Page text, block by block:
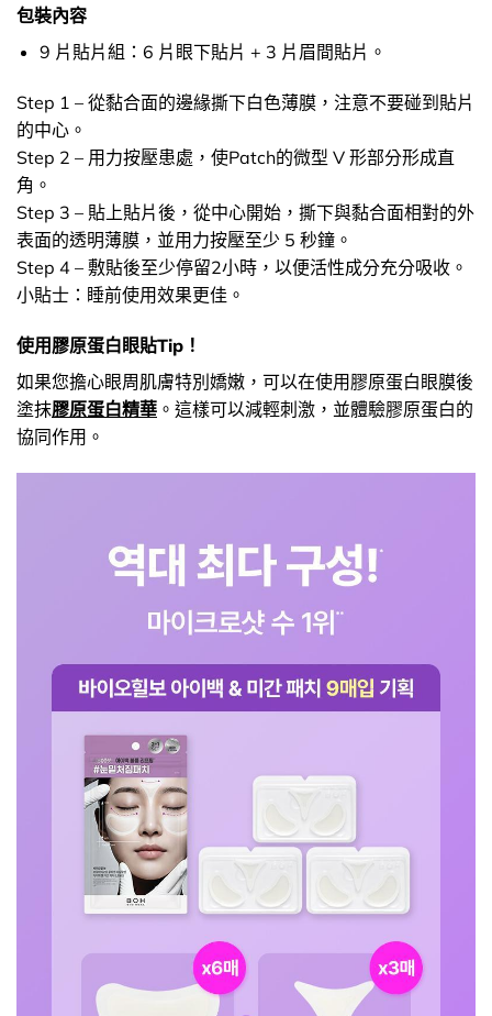
包裝內容
9 片貼片組：6 片眼下貼片 + 3 片眉間貼片。
Step 1 – 從黏合面的邊緣撕下白色薄膜，注意不要碰到貼片
的中心。
Step 2 – 用力按壓患處，使Patch的微型 V 形部分形成直
角。
Step 3 – 貼上貼片後，從中心開始，撕下與黏合面相對的外
表面的透明薄膜，並用力按壓至少 5 秒鐘。
Step 4 – 敷貼後至少停留2小時，以便活性成分充分吸收。
小貼士：睡前使用效果更佳。
使用膠原蛋白眼貼Tip！
如果您擔心眼周肌膚特別嬌嫩，可以在使用膠原蛋白眼膜後
塗抹膠原蛋白精華 。這樣可以減輕刺激，並體驗膠原蛋白的
協同作用。